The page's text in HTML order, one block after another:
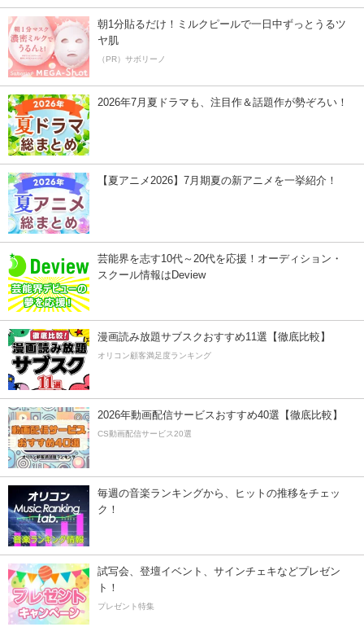
朝1分貼るだけ！ミルクピールで一日中ずっとうるツ
ヤ肌
（PR）サボリーノ
2026年7月夏ドラマも、注目作＆話題作が勢ぞろい！
【夏アニメ2026】7月期夏の新アニメを一挙紹介！
芸能界を志す10代～20代を応援！オーディション・
スクール情報はDeview
漫画読み放題サブスクおすすめ11選【徹底比較】
オリコン顧客満足度ランキング
2026年動画配信サービスおすすめ40選【徹底比較】
CS動画配信サービス20選
毎週の音楽ランキングから、ヒットの推移をチェッ
ク！
試写会、登壇イベント、サインチェキなどプレゼン
ト！
プレゼント特集